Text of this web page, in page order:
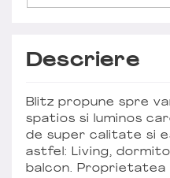
Descriere
Blitz propune spre
spatios si luminos
de super calitate si
astfel: Living,
balcon. Proprietatea